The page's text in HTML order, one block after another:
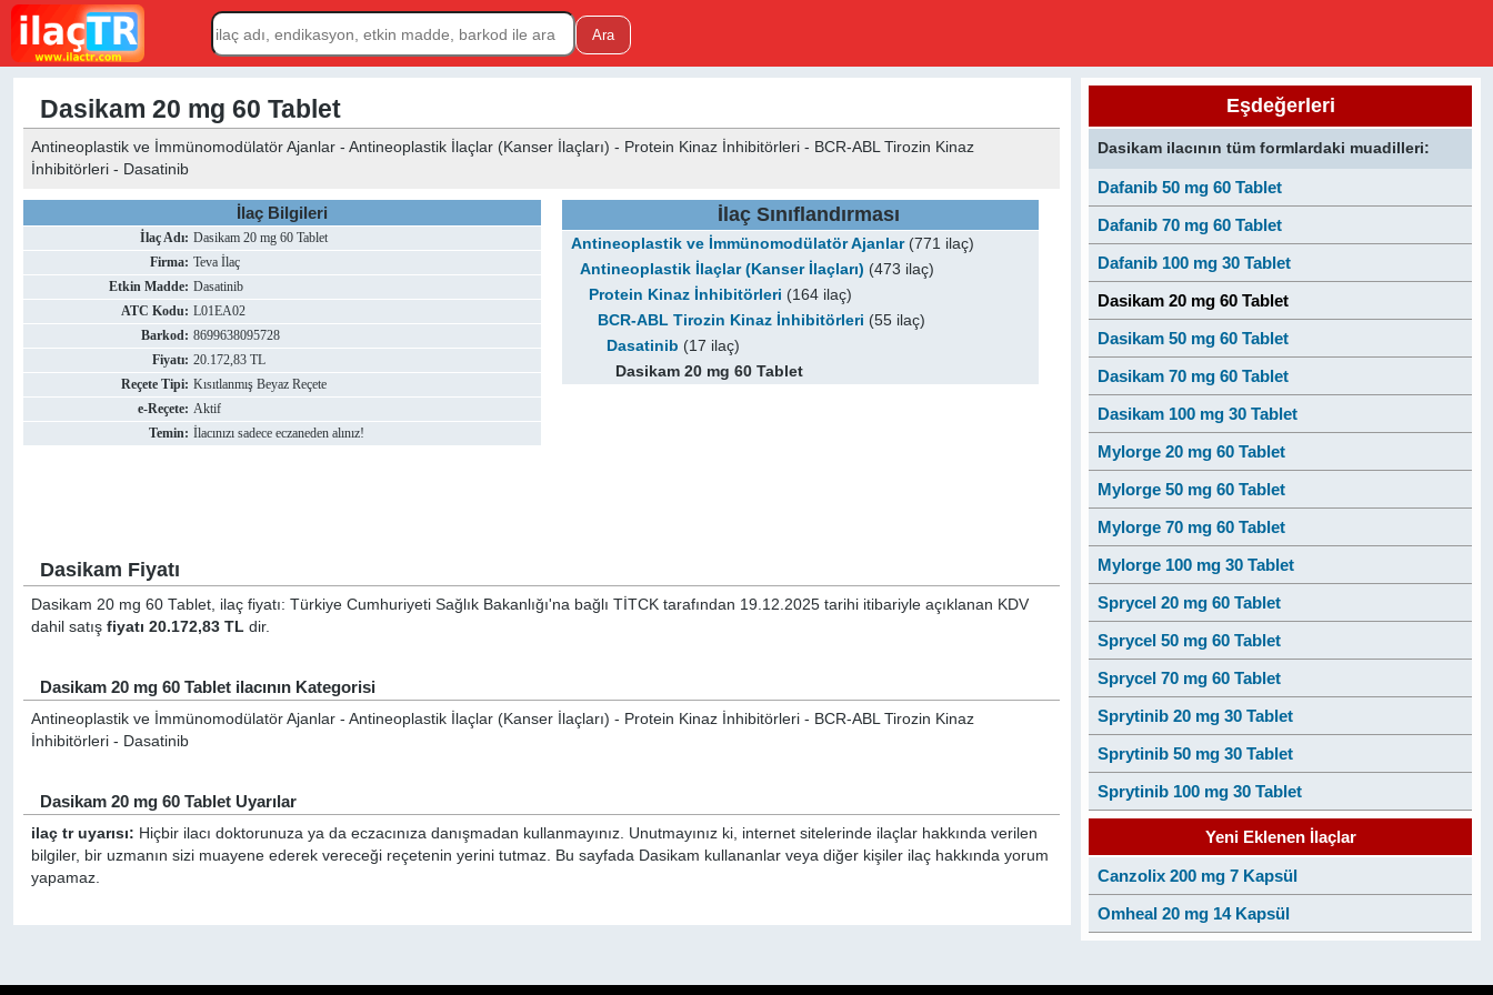
Dasikam 20 mg 60 Tablet
Antineoplastik ve İmmünomodülatör Ajanlar - Antineoplastik İlaçlar (Kanser İlaçları) - Protein Kinaz İnhibitörleri - BCR-ABL Tirozin Kinaz
İnhibitörleri - Dasatinib
İlaç Bilgileri
İlaç Adı: Dasikam 20 mg 60 Tablet
Firma: Teva İlaç
Etkin Madde: Dasatinib
ATC Kodu: L01EA02
Barkod: 8699638095728
Fiyatı: 20.172,83 TL
Reçete Tipi: Kısıtlanmış Beyaz Reçete
e-Reçete: Aktif
Temin: İlacınızı sadece eczaneden alınız!
İlaç Sınıflandırması
Antineoplastik ve İmmünomodülatör Ajanlar(771 ilaç)
Antineoplastik İlaçlar (Kanser İlaçları) (473 ilaç)
Protein Kinaz İnhibitörleri (164 ilaç)
BCR-ABL Tirozin Kinaz İnhibitörleri (55 ilaç)
Dasatinib (17 ilaç)
Dasikam 20 mg 60 Tablet
Dasikam Fiyatı
Dasikam 20 mg 60 Tablet, ilaç fiyatı: Türkiye Cumhuriyeti Sağlık Bakanlığı'na bağlı TİTCK tarafından 19.12.2025 tarihi itibariyle açıklanan KDV
dahil satışfiyatı 20.172,83 TL dir.
Dasikam 20 mg 60 Tablet ilacının Kategorisi
Antineoplastik ve İmmünomodülatör Ajanlar - Antineoplastik İlaçlar (Kanser İlaçları) - Protein Kinaz İnhibitörleri - BCR-ABL Tirozin Kinaz
İnhibitörleri - Dasatinib
Dasikam 20 mg 60 Tablet Uyarılar
ilaç tr uyarısı: Hiçbir ilacı doktorunuza ya da eczacınıza danışmadan kullanmayınız. Unutmayınız ki, internet sitelerinde ilaçlar hakkında verilen
bilgiler, bir uzmanın sizi muayene ederek vereceği reçetenin yerini tutmaz. Bu sayfada Dasikam kullananlar veya diğer kişiler ilaç hakkında yorum
yapamaz.
Eşdeğerleri
Dasikam ilacının tüm formlardaki muadilleri:
Dafanib 50 mg 60 Tablet
Dafanib 70 mg 60 Tablet
Dafanib 100 mg 30 Tablet
Dasikam 20 mg 60 Tablet
Dasikam 50 mg 60 Tablet
Dasikam 70 mg 60 Tablet
Dasikam 100 mg 30 Tablet
Mylorge 20 mg 60 Tablet
Mylorge 50 mg 60 Tablet
Mylorge 70 mg 60 Tablet
Mylorge 100 mg 30 Tablet
Sprycel 20 mg 60 Tablet
Sprycel 50 mg 60 Tablet
Sprycel 70 mg 60 Tablet
Sprytinib 20 mg 30 Tablet
Sprytinib 50 mg 30 Tablet
Sprytinib 100 mg 30 Tablet
Yeni Eklenen İlaçlar
Canzolix 200 mg 7 Kapsül
Omheal 20 mg 14 Kapsül